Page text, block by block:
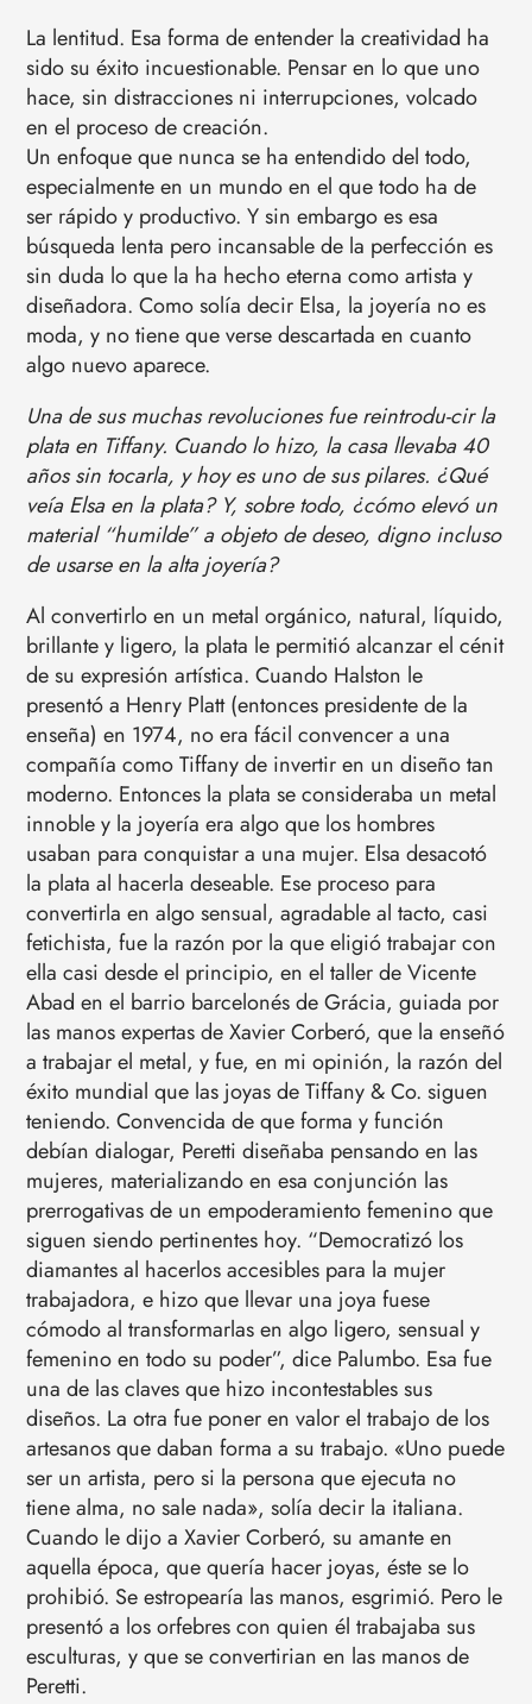
La lentitud. Esa forma de entender la creatividad ha
sido su éxito incuestionable. Pensar en lo que uno
hace, sin distracciones ni interrupciones, volcado
en el proceso de creación.
Un enfoque que nunca se ha entendido del todo,
especialmente en un mundo en el que todo ha de
ser rápido y productivo. Y sin embargo es esa
búsqueda lenta pero incansable de la perfección es
sin duda lo que la ha hecho eterna como artista y
diseñadora. Como solía decir Elsa, la joyería no es
moda, y no tiene que verse descartada en cuanto
algo nuevo aparece.
Una de sus muchas revoluciones fue reintrodu-cir la
plata en Tiffany. Cuando lo hizo, la casa llevaba 40
años sin tocarla, y hoy es uno de sus pilares. ¿Qué
veía Elsa en la plata? Y, sobre todo, ¿cómo elevó un
material “humilde” a objeto de deseo, digno incluso
de usarse en la alta joyería?
Al convertirlo en un metal orgánico, natural, líquido,
brillante y ligero, la plata le permitió alcanzar el cénit
de su expresión artística. Cuando Halston le
presentó a Henry Platt (entonces presidente de la
enseña) en 1974, no era fácil convencer a una
compañía como Tiffany de invertir en un diseño tan
moderno. Entonces la plata se consideraba un metal
innoble y la joyería era algo que los hombres
usaban para conquistar a una mujer. Elsa desacotó
la plata al hacerla deseable. Ese proceso para
convertirla en algo sensual, agradable al tacto, casi
fetichista, fue la razón por la que eligió trabajar con
ella casi desde el principio, en el taller de Vicente
Abad en el barrio barcelonés de Grácia, guiada por
las manos expertas de Xavier Corberó, que la enseñó
a trabajar el metal, y fue, en mi opinión, la razón del
éxito mundial que las joyas de Tiffany & Co. siguen
teniendo. Convencida de que forma y función
debían dialogar, Peretti diseñaba pensando en las
mujeres, materializando en esa conjunción las
prerrogativas de un empoderamiento femenino que
siguen siendo pertinentes hoy. “Democratizó los
diamantes al hacerlos accesibles para la mujer
trabajadora, e hizo que llevar una joya fuese
cómodo al transformarlas en algo ligero, sensual y
femenino en todo su poder”, dice Palumbo. Esa fue
una de las claves que hizo incontestables sus
diseños. La otra fue poner en valor el trabajo de los
artesanos que daban forma a su trabajo. «Uno puede
ser un artista, pero si la persona que ejecuta no
tiene alma, no sale nada», solía decir la italiana.
Cuando le dijo a Xavier Corberó, su amante en
aquella época, que quería hacer joyas, éste se lo
prohibió. Se estropearía las manos, esgrimió. Pero le
presentó a los orfebres con quien él trabajaba sus
esculturas, y que se convertirian en las manos de
Peretti.